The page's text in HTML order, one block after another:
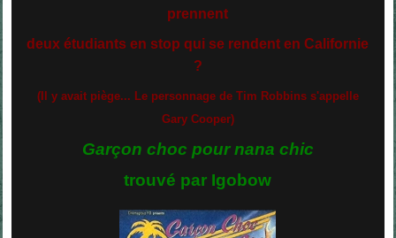
prennent
deux étudiants en stop qui se rendent en Californie
?
(Il y avait piège... Le personnage de Tim Robbins s'appelle
Gary Cooper)
Garçon choc pour nana chic
trouvé par Igobow